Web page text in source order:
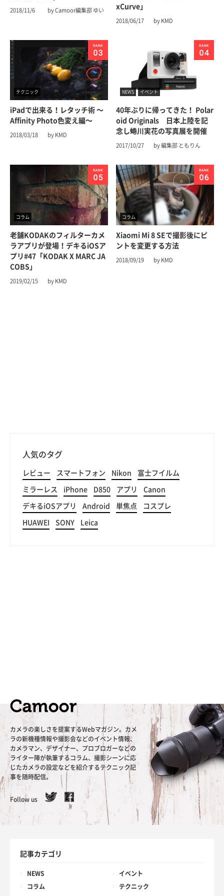
2018/11/6 by Camoor編集部 ゆい
xCurve」
2018/06/17 by KMD
テクニック
iPadで出来る！レタッチ術 〜
Affinity Photo色変え編〜
2018/03/18 by KMD
NEWS イベント
40年ぶりに帰ってきた！ Polar
oid Originals 日本上陸を記
念し蜷川実花の写真展を開催
2017/10/27 by 編集部 ともりん
コラム
老舗KODAKのフィルターカメ
ラアプリが登場！デキるiOSア
プリ#47「KODAK X MARC JA
COBS」
2019/02/15 by KMD
コラム
Xiaomi Mi 8 SEで撮影後にピ
ントを変更する方法
2018/09/19 by KMD
人気のタグ
レビュー スマートフォン Nikon 富士フイルム
ミラーレス iPhone D850 アプリ Canon
デキるiOSアプリ Android 単焦点 コスプレ
HUAWEI SONY Leica
カメラの楽しさを提案するWebマガジン。カメ
ラの新機種情報や撮影会などのイベント情報、
カメラマン、デザイナー、プロブロガーなどの
ライター陣が執筆するコラム、撮影シーンに応
じたカメラの設定などを紹介するテクニック記
事を随時配信。
Follow us
記事カテゴリ
NEWS イベント
コラム テクニック